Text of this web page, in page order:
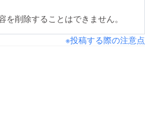
削除することはできません。
※投稿する際の注意点